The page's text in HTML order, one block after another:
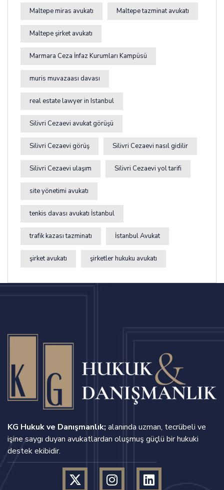
Maltepe miras avukatı Maltepe tazminat avukatı
Maltepe şirket avukatı
Marmara Ceza İnfaz Kurumları Kampüsü
muris muvazaası davası
real estate lawyer in Istanbul
Silivri Cezaevi avukat görüşü
Silivri Cezaevi görüş Silivri Cezaevi nasıl gidilir
Silivri Cezaevi ulaşım Silivri Cezaevi yol tarifi
site yönetimi avukatı
tenkis davası avukatı İstanbul
trafik kazası tazminatı İstanbul Avukat
şirket avukatı şirketler hukuku avukatı
KG Hukuk ve Danışmanlık; alanında uzman, tecrübeli ve
işine saygı duyan avukatlardan oluşmuş güçlü bir hukuki
destek ekibidir.